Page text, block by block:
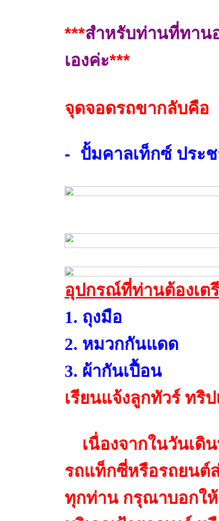
***สำหรับท่านที่ทาน
เองค่ะ***
จุดจอดรถขากลับคือ
- ปั้มคาลเท็กซ์ ประ
อุปกรณ์ที่ท่านต้องเต
1. ถุงมือ
2. หมวกกันแดด
3. ผ้ากันเปื้อน
เรียนแจ้งลูกทัวร์ ทริ
เนื่องจากในวันเดิ
รถแท็กซี่หรือรถยนต์
ทุกท่าน กรุณาบอกใ